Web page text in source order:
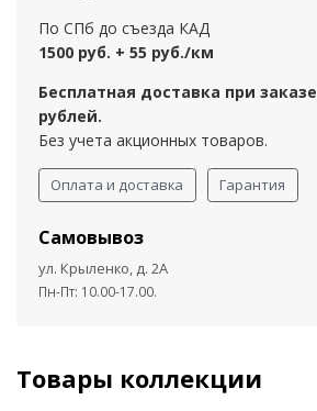
По СПб до съезда КАД
1500 руб. + 55 руб./км
Бесплатная доставка при
рублей.
Без учета акционных товаров.
Оплата и доставка Гарантия
Самовывоз
ул. Крыленко, д. 2А
Пн-Пт: 10.00-17.00.
Товары коллекции